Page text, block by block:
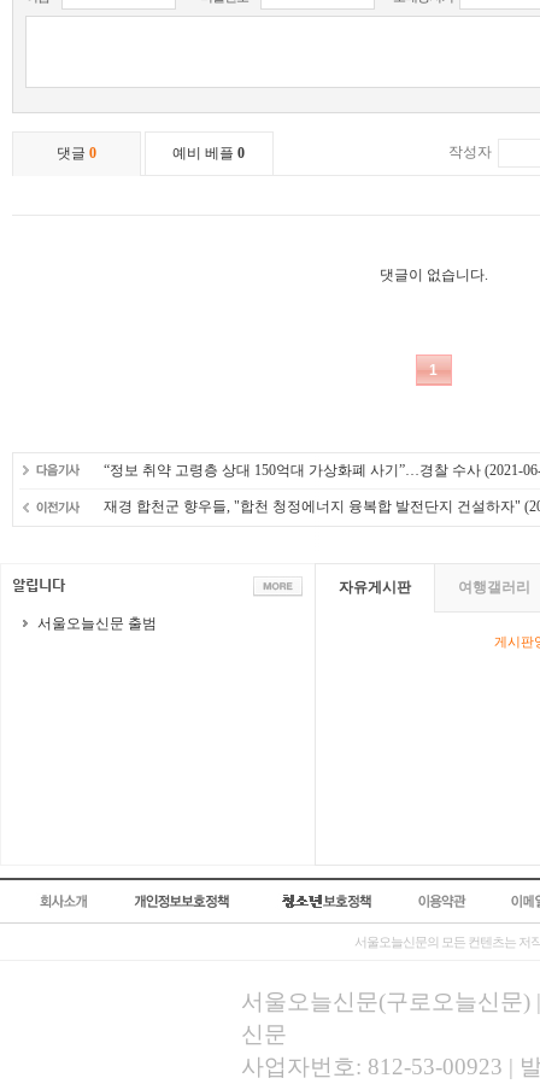
“정보 취약 고령층 상대 150억대 가상화폐 사기”…경찰 수사 (2021-
재경 합천군 향우들, "합천 청정에너지 융복합 발전단지 건설하자"
서울오늘신문 출범
자유게시판 여행갤러리
게시판
서울오늘신문의 모든 컨텐츠는 저
서울오늘신문(구로오늘신문)
신문
사업자번호: 812-53-00923 |